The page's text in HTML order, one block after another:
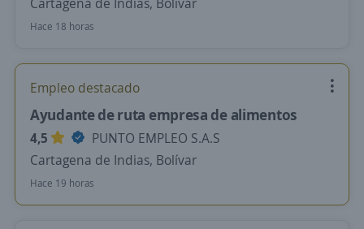
Hace 18 horas
Empleo destacado
Ayudante de ruta empresa de alimentos
4,5
PUNTO EMPLEO S.A.S
Cartagena de Indias, Bolívar
Hace 19 horas